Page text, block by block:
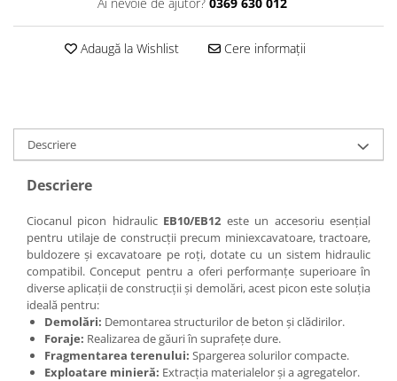
Adaugă la Wishlist Cere informații
Descriere
Descriere
Ciocanul picon hidraulic EB10/EB12 este un accesoriu esențial
pentru utilaje de construcții precum miniexcavatoare, tractoare,
buldozere și excavatoare pe roți, dotate cu un sistem hidraulic
compatibil. Conceput pentru a oferi performanțe superioare în
diverse aplicații de construcții și demolări, acest picon este soluția
ideală pentru:
Demolări: Demontarea structurilor de beton și clădirilor.
Foraje: Realizarea de găuri în suprafețe dure.
Fragmentarea terenului: Spargerea solurilor compacte.
Exploatare minieră: Extracția materialelor și a agregatelor.